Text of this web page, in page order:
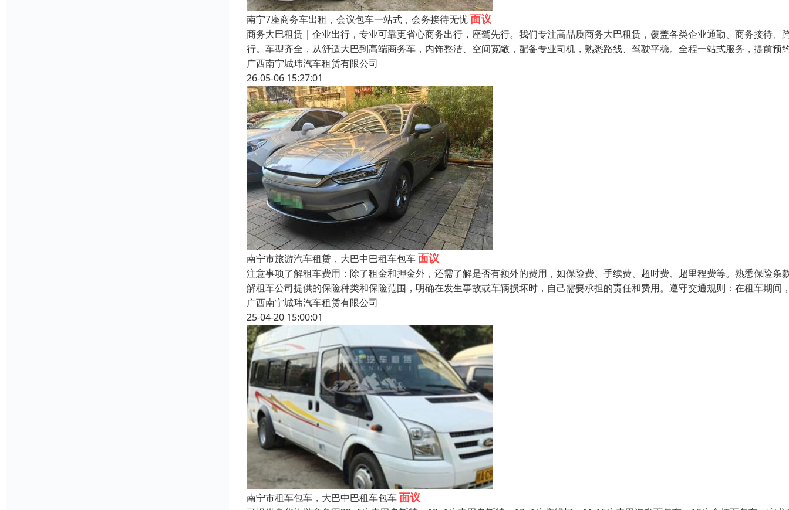
南宁7座商务车出租，会议包车一站式，会务接待无忧面议
商务大巴租赁｜企业出行，专业可靠更省心商务出行，座驾先行。我们专注高品质商务大巴租赁，覆盖各类企业通勤、商务接待、
行。车型齐全，从舒适大巴到高端商务车，内饰整洁、空间宽敞，配备专业司机，熟悉路线、驾驶平稳。全程一站式服务，提前预
广西南宁城玮汽车租赁有限公司
26-05-06 15:27:01
南宁市旅游汽车租赁，大巴中巴租车包车面议
注意事项了解租车费用：除了租金和押金外，还需了解是否有额外的费用，如保险费、手续费、超时费、超里程费等。熟悉保险条
解租车公司提供的保险种类和保险范围，明确在发生事故或车辆损坏时，自己需要承担的责任和费用。遵守交通规则：在租车期间
广西南宁城玮汽车租赁有限公司
25-04-20 15:00:01
南宁市租车包车，大巴中巴租车包车面议